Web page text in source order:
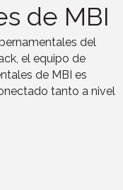
de MBI
del
el equipo de
de MBI es
tanto a nivel